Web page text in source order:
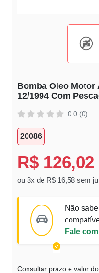
Bomba Oleo Motor
12/1994 Com
0.0 (0)
20086
R$ 126,02
ou 8x de R$ 16,58 sem
Não
Fale
Consultar prazo e valor